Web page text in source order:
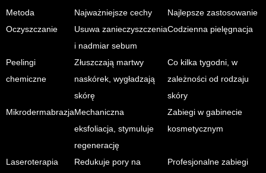
Metoda Najważniejsze cechy
Najlepsze zastosowanie
Oczyszczanie
Usuwa zanieczyszczenia
i nadmiar sebum
Codzienna pielęgnacja
Peelingi
chemiczne
Złuszczają martwy
naskórek, wygładzają
skórę
Co kilka tygodni, w
zależności od rodzaju
skóry
MikrodermabrazjaMechaniczna
eksfoliacja, stymuluje
regenerację
Zabiegi w gabinecie
kosmetycznym
Laseroterapia
Redukuje pory na
Profesjonalne zabiegi